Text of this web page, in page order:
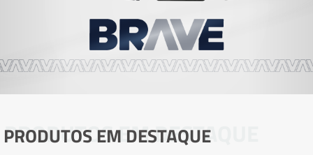
PRODUTOS EM DESTAQUE
PRODUTOS EM DESTAQUE